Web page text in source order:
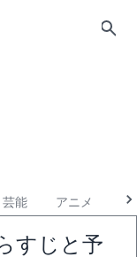
芸能 アニメ
すじと予